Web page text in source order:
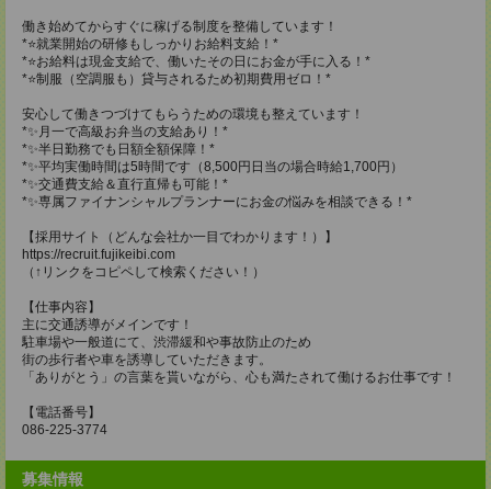
働き始めてからすぐに稼げる制度を整備しています！
*⭐️就業開始の研修もしっかりお給料支給！*
*⭐️お給料は現金支給で、働いたその日にお金が手に入る！*
*⭐️制服（空調服も）貸与されるため初期費用ゼロ！*
安心して働きつづけてもらうための環境も整えています！
*✨月一で高級お弁当の支給あり！*
*✨半日勤務でも日額全額保障！*
*✨平均実働時間は5時間です（8,500円日当の場合時給1,700円）
*✨交通費支給＆直行直帰も可能！*
*✨専属ファイナンシャルプランナーにお金の悩みを相談できる！*
【採用サイト（どんな会社か一目でわかります！）】
https://recruit.fujikeibi.com
（↑リンクをコピペして検索ください！）
【仕事内容】
主に交通誘導がメインです！
駐車場や一般道にて、渋滞緩和や事故防止のため
街の歩行者や車を誘導していただきます。
「ありがとう」の言葉を貰いながら、心も満たされて働けるお仕事です！
【電話番号】
086-225-3774
募集情報